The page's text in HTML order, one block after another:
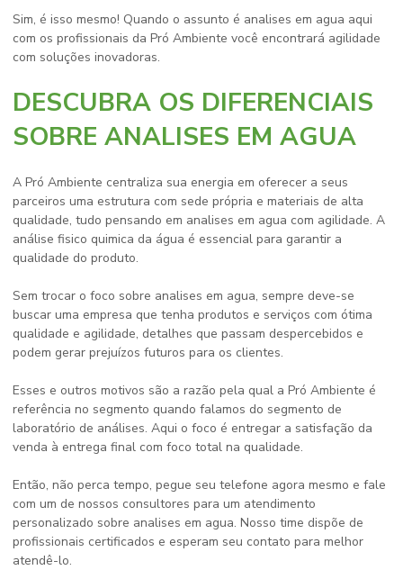
Sim, é isso mesmo! Quando o assunto é analises em agua aqui
com os profissionais da Pró Ambiente você encontrará agilidade
com soluções inovadoras.
DESCUBRA OS DIFERENCIAIS
SOBRE ANALISES EM AGUA
A Pró Ambiente centraliza sua energia em oferecer a seus
parceiros uma estrutura com sede própria e materiais de alta
qualidade, tudo pensando em analises em agua com agilidade. A
análise fisico quimica da água é essencial para garantir a
qualidade do produto.
Sem trocar o foco sobre analises em agua, sempre deve-se
buscar uma empresa que tenha produtos e serviços com ótima
qualidade e agilidade, detalhes que passam despercebidos e
podem gerar prejuízos futuros para os clientes.
Esses e outros motivos são a razão pela qual a Pró Ambiente é
referência no segmento quando falamos do segmento de
laboratório de análises. Aqui o foco é entregar a satisfação da
venda à entrega final com foco total na qualidade.
Então, não perca tempo, pegue seu telefone agora mesmo e fale
com um de nossos consultores para um atendimento
personalizado sobre analises em agua. Nosso time dispõe de
profissionais certificados e esperam seu contato para melhor
atendê-lo.